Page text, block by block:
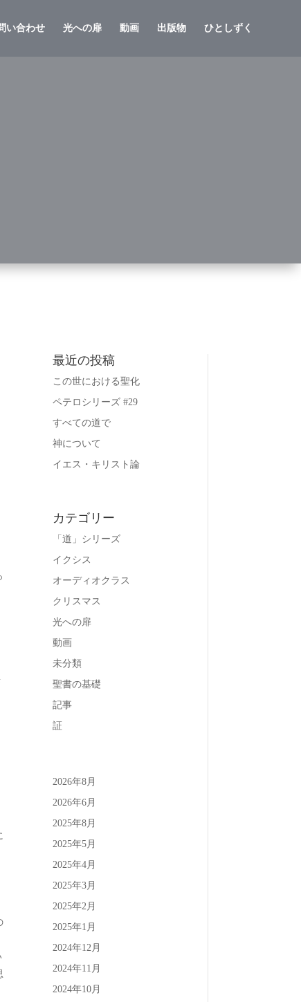
い合わせ 光への扉 動画 出版物 ひとしずく
最近の投稿
この世における聖化
ペテロシリーズ #29
すべての道で
神について
イエス・キリスト論
カテゴリー
「道」シリーズ
イクシス
オーディオクラス
クリスマス
光への扉
動画
未分類
聖書の基礎
記事
証
2026年8月
2026年6月
2025年8月
2025年5月
2025年4月
2025年3月
2025年2月
2025年1月
2024年12月
2024年11月
2024年10月